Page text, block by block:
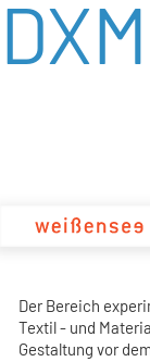
zum
DXM
Der Bereich
Textil - und
Gestaltung vor